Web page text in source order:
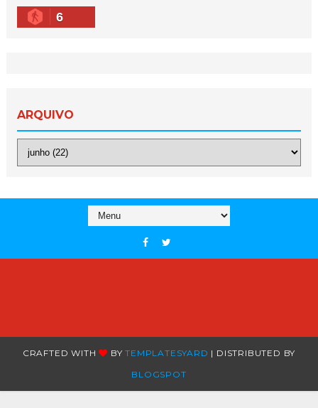
6
ARQUIVO
CRAFTED WITH BYTEMPLATESYARD | DISTRIBUTED BY
BLOGSPOT